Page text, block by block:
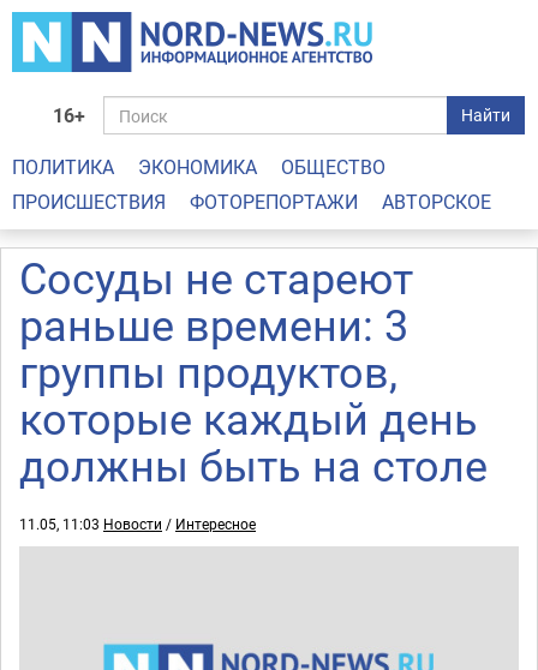
16+ Найти
ПОЛИТИКА ЭКОНОМИКА
ОБЩЕСТВО
ПРОИСШЕСТВИЯ
ФОТОРЕПОРТАЖИ АВТОРСКОЕ
Сосуды не стареют
раньше времени: 3
группы продуктов,
которые каждый день
должны быть на столе
11.05, 11:03 Новости / Интересное